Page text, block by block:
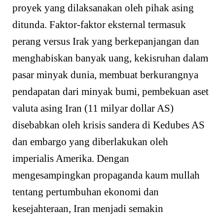
proyek yang dilaksanakan oleh pihak asing
ditunda. Faktor-faktor eksternal termasuk
perang versus Irak yang berkepanjangan dan
menghabiskan banyak uang, kekisruhan dalam
pasar minyak dunia, membuat berkurangnya
pendapatan dari minyak bumi, pembekuan aset
valuta asing Iran (11 milyar dollar AS)
disebabkan oleh krisis sandera di Kedubes AS
dan embargo yang diberlakukan oleh
imperialis Amerika. Dengan
mengesampingkan propaganda kaum mullah
tentang pertumbuhan ekonomi dan
kesejahteraan, Iran menjadi semakin